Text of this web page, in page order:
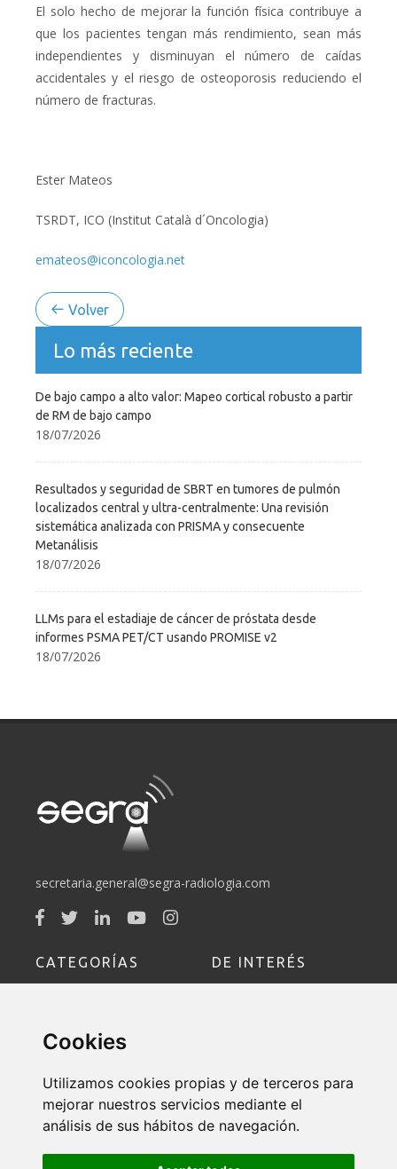
Cookies
Utilizamos cookies propias y de terceros para
mejorar nuestros servicios mediante el
análisis de sus hábitos de navegación.
El solo hecho de mejorar la función física contribuye a
que los pacientes tengan más rendimiento, sean más
independientes y disminuyan el número de caídas
accidentales y el riesgo de osteoporosis reduciendo el
número de fracturas.
Ester Mateos
TSRDT, ICO (Institut Català d´Oncologia)
emateos@iconcologia.net
Volver
Lo más reciente
De bajo campo a alto valor: Mapeo cortical robusto a partir
de RM de bajo campo
18/07/2026
Resultados y seguridad de SBRT en tumores de pulmón
localizados central y ultra-centralmente: Una revisión
sistemática analizada con PRISMA y consecuente
Metanálisis
18/07/2026
LLMs para el estadiaje de cáncer de próstata desde
informes PSMA PET/CT usando PROMISE v2
18/07/2026
secretaria.general@segra-radiologia.com
CATEGORÍAS
Educación
Política de Devoluciones y
Cancelaciones
DE INTERÉS